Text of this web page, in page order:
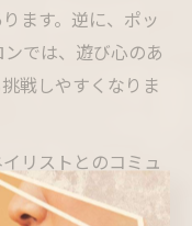
ます。逆に、ポッ
では、遊び心のあ
戦しやすくなりま
リストとのコミュ
望や悩みを伝えや